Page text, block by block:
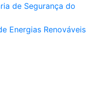
de Segurança do
Energias Renováveis